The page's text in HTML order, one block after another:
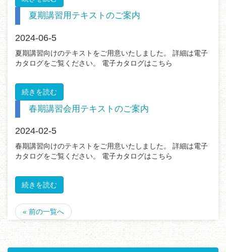
夏期講習用テキストのご案内
2024-06-5
夏期講習向けのテキストをご用意いたしました。 詳細は電子
カタログをご覧ください。 電子カタログはこちら
続きを読む
春期講習会用テキストのご案内
2024-02-5
春期講習向けのテキストをご用意いたしました。 詳細は電子
カタログをご覧ください。 電子カタログはこちら
続きを読む
« 前の一覧へ